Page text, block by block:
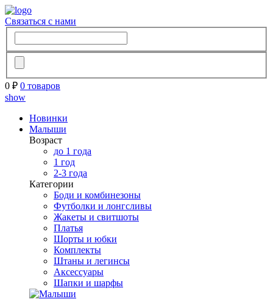
Связаться с нами
0 ₽ 0 товаров
show
Новинки
Малыши
Возраст
до 1 года
1 год
2-3 года
Категории
Боди и комбинезоны
Футболки и лонгсливы
Жакеты и свитшоты
Платья
Шорты и юбки
Комплекты
Штаны и легинсы
Аксессуары
Шапки и шарфы